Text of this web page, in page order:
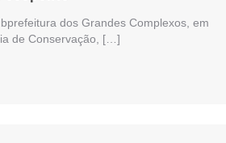
dos Grandes Complexos, em
de Conservação, […]